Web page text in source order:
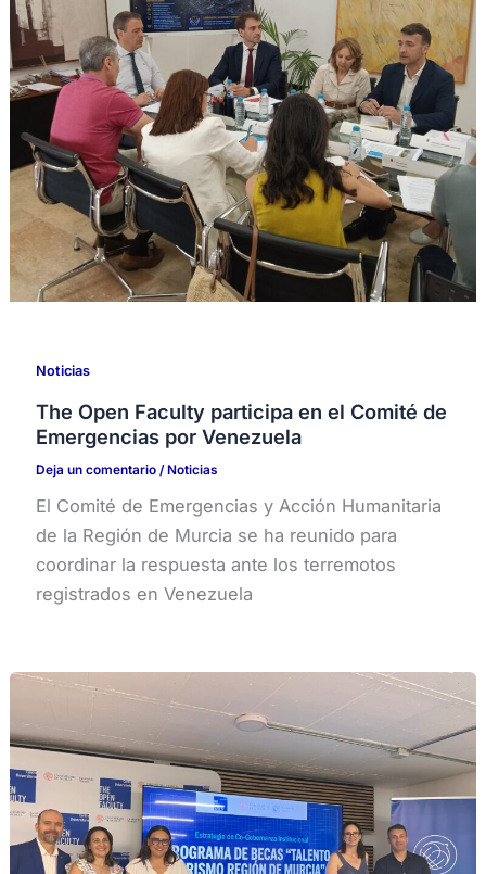
Noticias
The Open Faculty participa en el Comité de
Emergencias por Venezuela
Deja un comentario /Noticias
El Comité de Emergencias y Acción Humanitaria
de la Región de Murcia se ha reunido para
coordinar la respuesta ante los terremotos
registrados en Venezuela